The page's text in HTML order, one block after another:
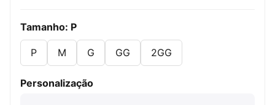
Tamanho: P
P M G GG 2GG
Personalização